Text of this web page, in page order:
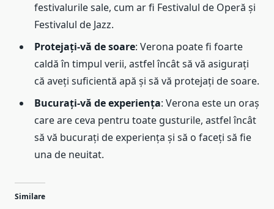
festivalurile sale, cum ar fi Festivalul de Operă și
Festivalul de Jazz.
Protejați-vă de soare: Verona poate fi foarte
caldă în timpul verii, astfel încât să vă asigurați
că aveți suficientă apă și să vă protejați de soare.
Bucurați-vă de experiența: Verona este un oraș
care are ceva pentru toate gusturile, astfel încât
să vă bucurați de experiența și să o faceți să fie
una de neuitat.
Similare